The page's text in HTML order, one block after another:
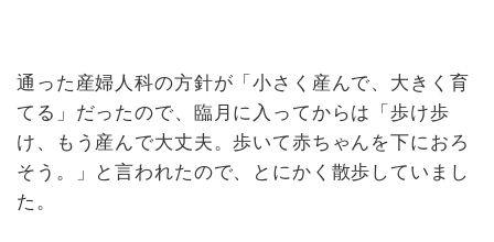
通った産婦人科の方針が「小さく産んで、大きく育
てる」だったので、臨月に入ってからは「歩け歩
け、もう産んで大丈夫。歩いて赤ちゃんを下におろ
そう。」と言われたので、とにかく散歩していまし
た。